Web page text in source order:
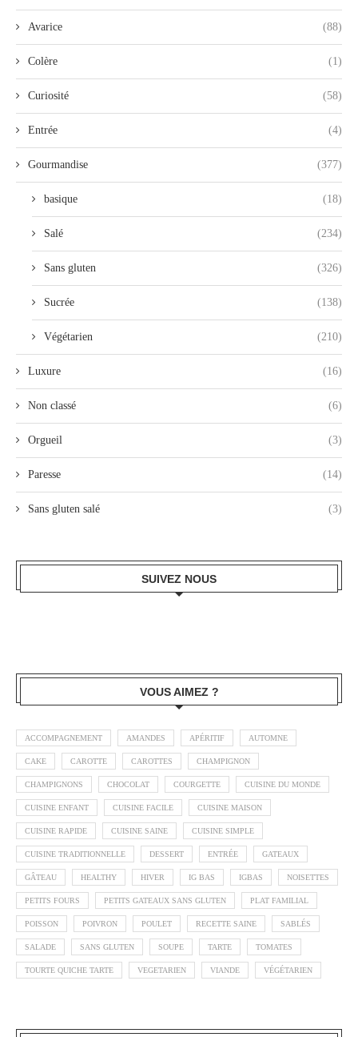
Avarice (88)
Colère (1)
Curiosité (58)
Entrée (4)
Gourmandise (377)
basique (18)
Salé (234)
Sans gluten (326)
Sucrée (138)
Végétarien (210)
Luxure (16)
Non classé (6)
Orgueil (3)
Paresse (14)
Sans gluten salé (3)
SUIVEZ NOUS
VOUS AIMEZ ?
ACCOMPAGNEMENT AMANDES APÉRITIF AUTOMNE
CAKE CAROTTE CAROTTES CHAMPIGNON
CHAMPIGNONS CHOCOLAT COURGETTE CUISINE DU MONDE
CUISINE ENFANT CUISINE FACILE CUISINE MAISON
CUISINE RAPIDE CUISINE SAINE CUISINE SIMPLE
CUISINE TRADITIONNELLE DESSERT ENTRÉE GATEAUX
GÂTEAU HEALTHY HIVER IG BAS IGBAS NOISETTES
PETITS FOURS PETITS GATEAUX SANS GLUTEN PLAT FAMILIAL
POISSON POIVRON POULET RECETTE SAINE SABLÉS
SALADE SANS GLUTEN SOUPE TARTE TOMATES
TOURTE QUICHE TARTE VEGETARIEN VIANDE VÉGÉTARIEN